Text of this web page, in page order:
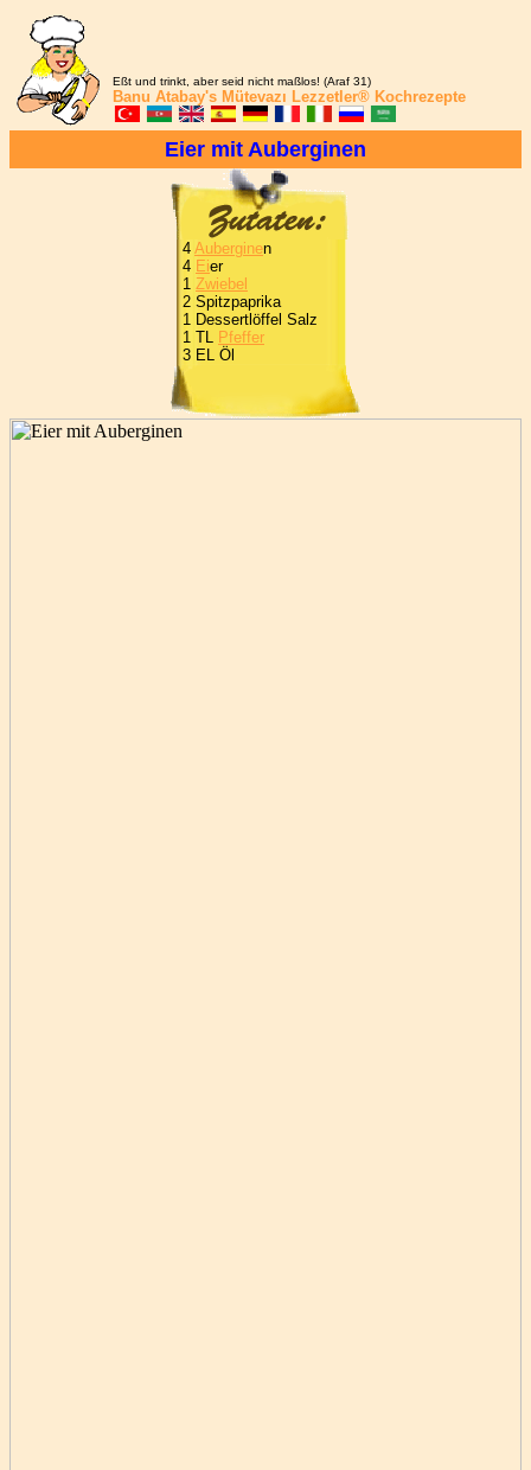
Eßt und trinkt, aber seid nicht maßlos! (Araf 31)
Banu Atabay's Mütevazı Lezzetler® Kochrezepte
Eier mit Auberginen
4 Auberginen
4 Eier
1 Zwiebel
2 Spitzpaprika
1 Dessertlöffel Salz
1 TL Pfeffer
3 EL Öl